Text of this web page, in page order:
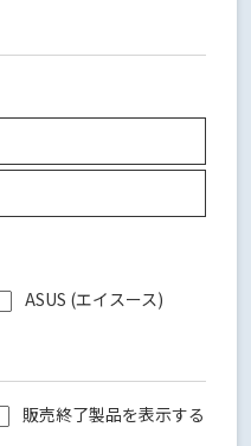
ASUS (エイスース)
販売終了製品を表示する